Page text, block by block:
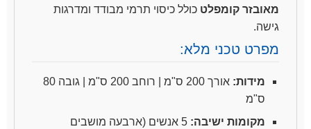
מאובזר קומפלט כולל כיסוי תרמי מבודד ומדרגות
גישה.
מפרט טכני מלא:
מידות:
אורך 200 ס"מ | רוחב 200 ס"מ | גובה 80
ס"מ
מקומות ישיבה:
5 אנשים (ארבעה מושבים